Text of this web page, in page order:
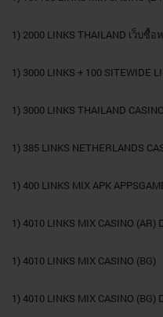
1) 2000 LINKS THAILAND เว็บซื้อ
1) 3000 LINKS + 100 SITEWIDE
1) 3000 LINKS THAILAND
1) 385 LINKS NETHERLANDS
1) 400 LINKS MIX APK
1) 4010 LINKS MIX CASINO (AR)
1) 4010 LINKS MIX CASINO (BG)
1) 4010 LINKS MIX CASINO (BG)